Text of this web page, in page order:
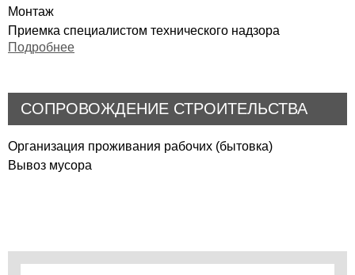
Монтаж
Приемка специалистом технического надзора
Подробнее
СОПРОВОЖДЕНИЕ СТРОИТЕЛЬСТВА
Организация проживания рабочих (бытовка)
Вывоз мусора